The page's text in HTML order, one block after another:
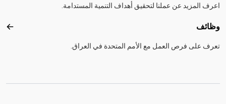
اعرف المزيد عن عملنا لتحقيق أهداف التنمية المستدامة.
وظائف
تعرف على فرص العمل مع الأمم المتحدة في العراق.